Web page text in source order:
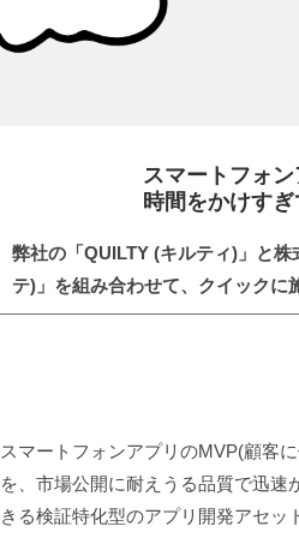
スマートフォ
時間をかけす
弊社の「QUILTY (キルティ)」と
テ)」を組み合わせて、クイックに
スマートフォンアプリのMVP(顧客
を、市場公開に耐えうる品質で迅
きる検証特化型のアプリ開発アセッ